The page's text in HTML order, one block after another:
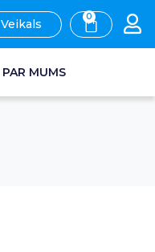
Veikals
0
PAR MUMS